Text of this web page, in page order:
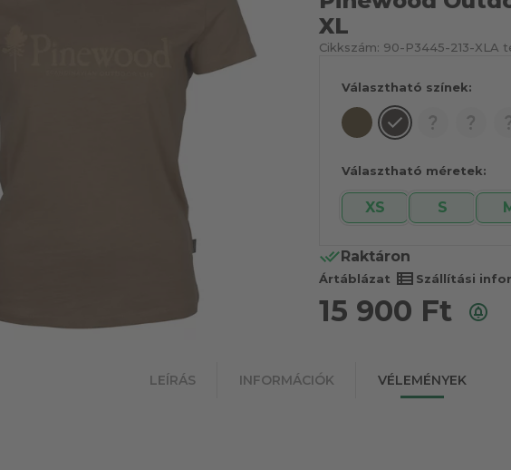
XL
Cikkszám: 90-P3445-213-XL A
Választható színek:
Választható méretek:
XS S
Raktáron
Ártáblázat view_list Szállítási
15 900 Ft
LEÍRÁS INFORMÁCIÓK VÉLEMÉNYEK